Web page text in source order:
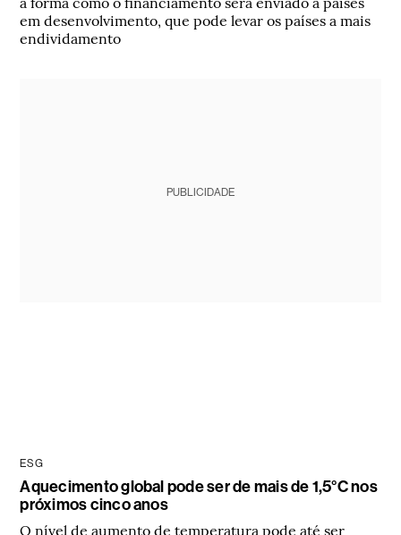
em desenvolvimento, que pode levar os países a mais
endividamento
PUBLICIDADE